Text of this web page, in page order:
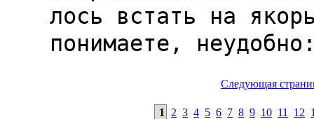
Следующая
1 2 3 4 5 6 7 8 9 10 11 12